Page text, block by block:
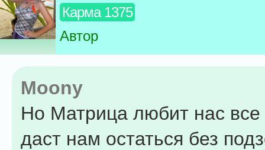
Карма 1375
Автор
Moony
Но Матрица любит нас все
даст нам остаться без